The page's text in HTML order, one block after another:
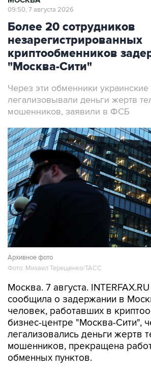
09:50, 7 августа 2026
Более 20 сотрудников
незарегистрированных
криптообменников
"Москва-Сити"
Через эти обменники
легализовывали деньги жертв
мошенников, заявили в ФСБ
Архивное фото
Фото: Михаил Терещенко/ТАСС
Москва. 7 августа.
сообщила о задержании в
человек, работавших в
бизнес-центре "Москва-Сити",
легализовались деньги жертв
мошенников, прекращена
обменных пунктов.